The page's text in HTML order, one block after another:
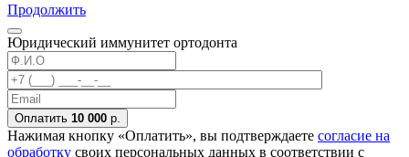
Продолжить
Юридический иммунитет ортодонта
Оплатить 10 000 р.
Нажимая кнопку «Оплатить», вы подтверждаете согласие на
обработку своих персональных данных в соответствии с